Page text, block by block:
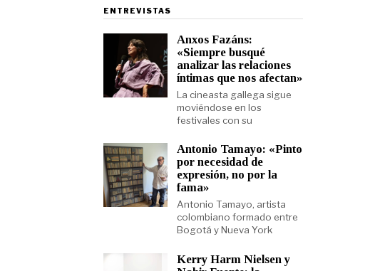
ENTREVISTAS
Anxos Fazáns:
«Siempre busqué
analizar las relaciones
íntimas que nos afectan»
La cineasta gallega sigue
moviéndose en los
festivales con su
Antonio Tamayo: «Pinto
por necesidad de
expresión, no por la
fama»
Antonio Tamayo, artista
colombiano formado entre
Bogotá y Nueva York
Kerry Harm Nielsen y